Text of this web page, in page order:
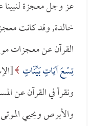
عز وجل معجزة لنبينا
خالدة, وقد كانت
القرآن عن معجزات
تِسْعَ آيَاتٍ بَيِّنَاتٍ
ونقرأ في القرآن عن
والأبرص ويحيي الموتى